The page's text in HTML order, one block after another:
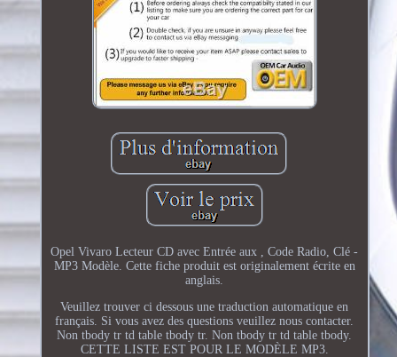
Opel Vivaro Lecteur CD avec Entrée aux , Code Radio, Clé -
MP3 Modèle. Cette fiche produit est originalement écrite en
anglais.
Veuillez trouver ci dessous une traduction automatique en
français. Si vous avez des questions veuillez nous contacter.
Non tbody tr td table tbody tr. Non tbody tr td table tbody.
CETTE LISTE EST POUR LE MODÈLE MP3.